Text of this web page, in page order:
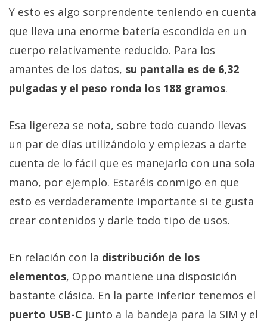
Y esto es algo sorprendente teniendo en cuenta
que lleva una enorme batería escondida en un
cuerpo relativamente reducido. Para los
amantes de los datos, su pantalla es de 6,32
pulgadas y el peso ronda los 188 gramos.
Esa ligereza se nota, sobre todo cuando llevas
un par de días utilizándolo y empiezas a darte
cuenta de lo fácil que es manejarlo con una sola
mano, por ejemplo. Estaréis conmigo en que
esto es verdaderamente importante si te gusta
crear contenidos y darle todo tipo de usos.
En relación con la distribución de los
elementos, Oppo mantiene una disposición
bastante clásica. En la parte inferior tenemos el
puerto USB-C junto a la bandeja para la SIM y el